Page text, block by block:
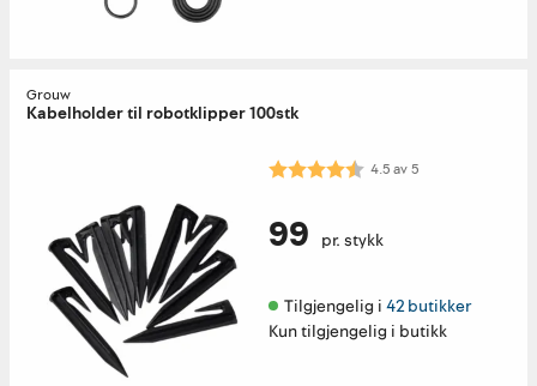
Grouw
Kabelholder til robotklipper 100stk
Karakter: 4.5 av 5 mulige
4.5av5
99 pr. stykk
Tilgjengelig i 42 butikker
Kun tilgjengelig i butikk